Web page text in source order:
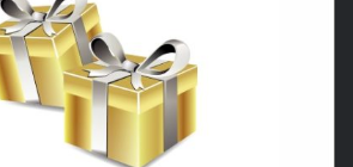
Geschenken